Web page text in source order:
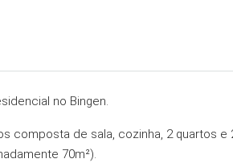
no Bingen.
composta de sala, cozinha, 2 quartos e
70m²).